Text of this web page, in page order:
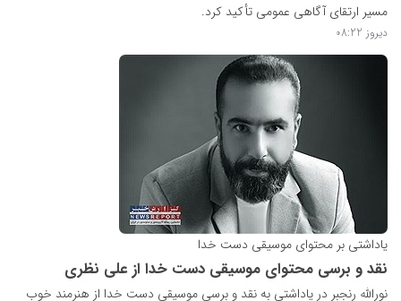
مسیر ارتقای آگاهی عمومی تأکید کرد.
دیروز 08:22
یاداشتی بر محتوای موسیقی دست خدا
نقد و برسی محتوای موسیقی دست خدا از علی نظری
نورالله رنجبر در یاداشتی به نقد و برسی موسیقی دست خدا از هنرمند خوب